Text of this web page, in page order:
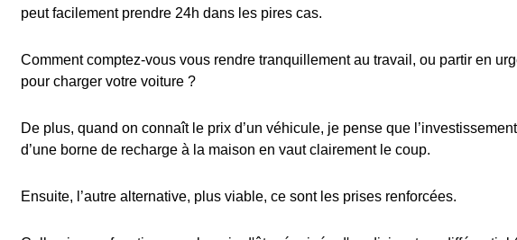
peut facilement prendre 24h dans les pires cas.
Comment comptez-vous vous rendre tranquillement au travail, ou partir en
pour charger votre voiture ?
De plus, quand on connaît le prix d’un véhicule, je pense que
d’une borne de recharge à la maison en vaut clairement le coup.
Ensuite, l’autre alternative, plus viable, ce sont les prises renforcées.